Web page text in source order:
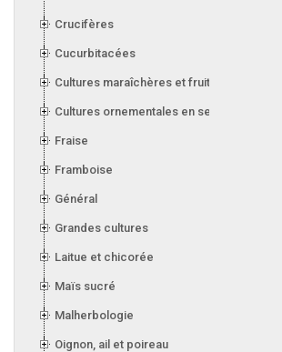
Crucifères
Cucurbitacées
Cultures maraîchères et fruitières en serre
Cultures ornementales en serre
Fraise
Framboise
Général
Grandes cultures
Laitue et chicorée
Maïs sucré
Malherbologie
Oignon, ail et poireau